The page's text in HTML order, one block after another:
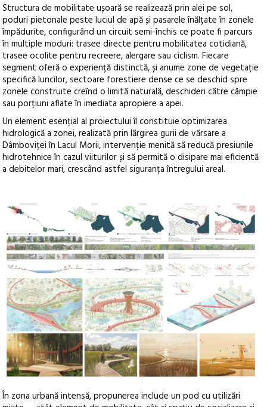
Structura de mobilitate ușoară se realizează prin alei pe sol,
poduri pietonale peste luciul de apă și pasarele înălțate în zonele
împădurite, configurând un circuit semi-închis ce poate fi parcurs
în multiple moduri: trasee directe pentru mobilitatea cotidiană,
trasee ocolite pentru recreere, alergare sau ciclism. Fiecare
segment oferă o experiență distinctă, și anume zone de vegetație
specifică luncilor, sectoare forestiere dense ce se deschid spre
zonele construite creînd o limită naturală, deschideri către câmpie
sau porțiuni aflate în imediata apropiere a apei.
Un element esențial al proiectului îl constituie optimizarea
hidrologică a zonei, realizată prin lărgirea gurii de vărsare a
Dâmboviței în Lacul Morii, intervenție menită să reducă presiunile
hidrotehnice în cazul viiturilor și să permită o disipare mai eficientă
a debitelor mari, crescând astfel siguranța întregului areal.
În zona urbană intensă, propunerea include un pod cu utilizări